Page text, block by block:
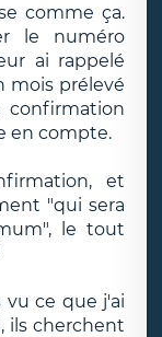
comme ça.
le numéro
ai rappelé
mois prélevé
en compte.
et
"qui sera
le tout
vu ce que j'ai
ils cherchent